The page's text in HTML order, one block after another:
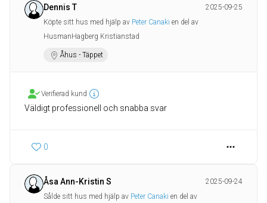
Dennis T
2025-09-25
Köpte sitt hus med hjälp av Peter Canaki en del av
HusmanHagberg Kristianstad
Åhus - Täppet
Verifierad kund
Väldigt professionell och snabba svar
0
Åsa Ann-Kristin S
2025-09-24
Sålde sitt hus med hjälp av Peter Canaki en del av